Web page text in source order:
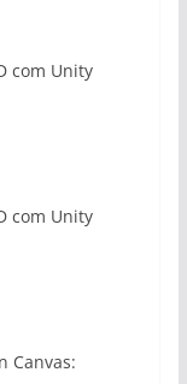
com Unity
com Unity
Canvas: